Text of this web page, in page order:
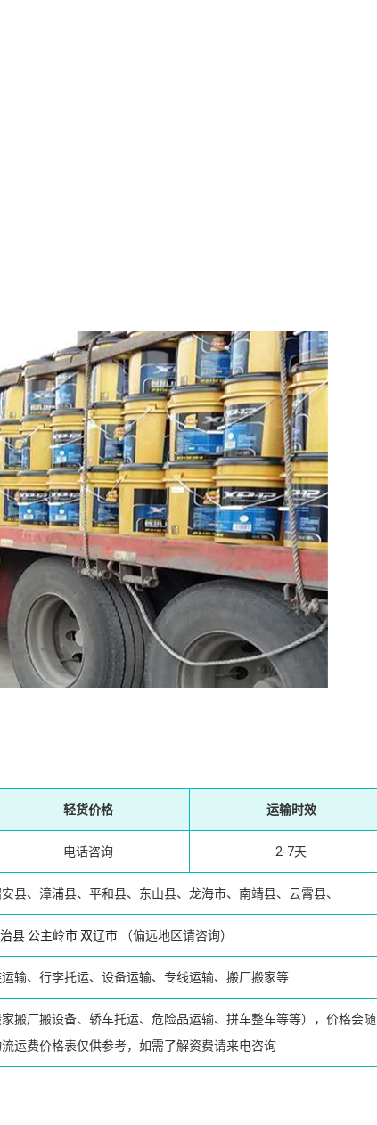
轻货价格 运输时效
电话咨询 2-7天
县、漳浦县、平和县、东山县、龙海市、南靖县、云霄县、
县 公主岭市双辽市 （偏远地区请咨询）
输、行李托运、设备运输、专线运输、搬厂搬家等
搬厂搬设备、轿车托运、危险品运输、拼车整车等等），价格会随
运费价格表仅供参考，如需了解资费请来电咨询